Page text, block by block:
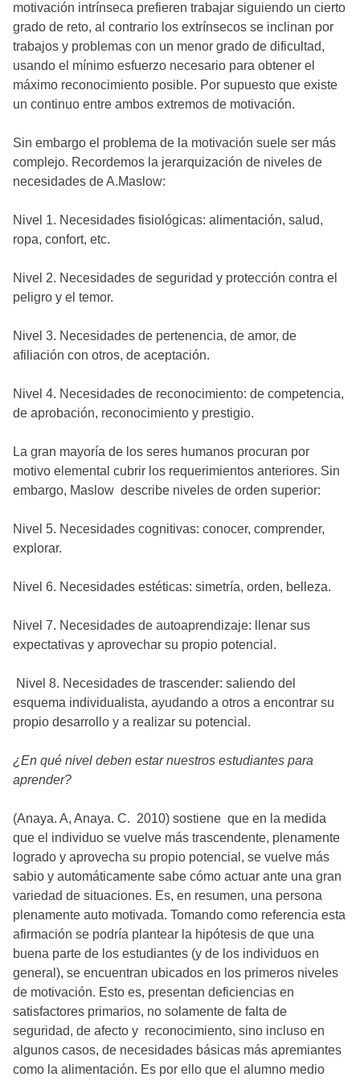
motivación intrínseca prefieren trabajar siguiendo un cierto
grado de reto, al contrario los extrínsecos se inclinan por
trabajos y problemas con un menor grado de dificultad,
usando el mínimo esfuerzo necesario para obtener el
máximo reconocimiento posible. Por supuesto que existe
un continuo entre ambos extremos de motivación.
Sin embargo el problema de la motivación suele ser más
complejo. Recordemos la jerarquización de niveles de
necesidades de A.Maslow:
Nivel 1. Necesidades fisiológicas: alimentación, salud,
ropa, confort, etc.
Nivel 2. Necesidades de seguridad y protección contra el
peligro y el temor.
Nivel 3. Necesidades de pertenencia, de amor, de
afiliación con otros, de aceptación.
Nivel 4. Necesidades de reconocimiento: de competencia,
de aprobación, reconocimiento y prestigio.
La gran mayoría de los seres humanos procuran por
motivo elemental cubrir los requerimientos anteriores. Sin
embargo, Maslow describe niveles de orden superior:
Nivel 5. Necesidades cognitivas: conocer, comprender,
explorar.
Nivel 6. Necesidades estéticas: simetría, orden, belleza.
Nivel 7. Necesidades de autoaprendizaje: llenar sus
expectativas y aprovechar su propio potencial.
Nivel 8. Necesidades de trascender: saliendo del
esquema individualista, ayudando a otros a encontrar su
propio desarrollo y a realizar su potencial.
¿En qué nivel deben estar nuestros estudiantes para
aprender?
(Anaya. A, Anaya. C. 2010) sostiene que en la medida
que el individuo se vuelve más trascendente, plenamente
logrado y aprovecha su propio potencial, se vuelve más
sabio y automáticamente sabe cómo actuar ante una gran
variedad de situaciones. Es, en resumen, una persona
plenamente auto motivada. Tomando como referencia esta
afirmación se podría plantear la hipótesis de que una
buena parte de los estudiantes (y de los individuos en
general), se encuentran ubicados en los primeros niveles
de motivación. Esto es, presentan deficiencias en
satisfactores primarios, no solamente de falta de
seguridad, de afecto y reconocimiento, sino incluso en
algunos casos, de necesidades básicas más apremiantes
como la alimentación. Es por ello que el alumno medio